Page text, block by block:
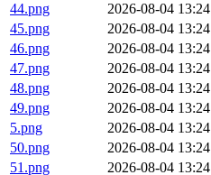
44.png
2026-08-04 13:24
45.png
2026-08-04 13:24
46.png
2026-08-04 13:24
47.png
2026-08-04 13:24
48.png
2026-08-04 13:24
49.png
2026-08-04 13:24
5.png
2026-08-04 13:24
50.png
2026-08-04 13:24
51.png
2026-08-04 13:24